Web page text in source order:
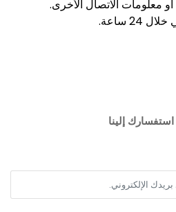
معلومات الاتصال الأخرى.
ساعة.
إلينا